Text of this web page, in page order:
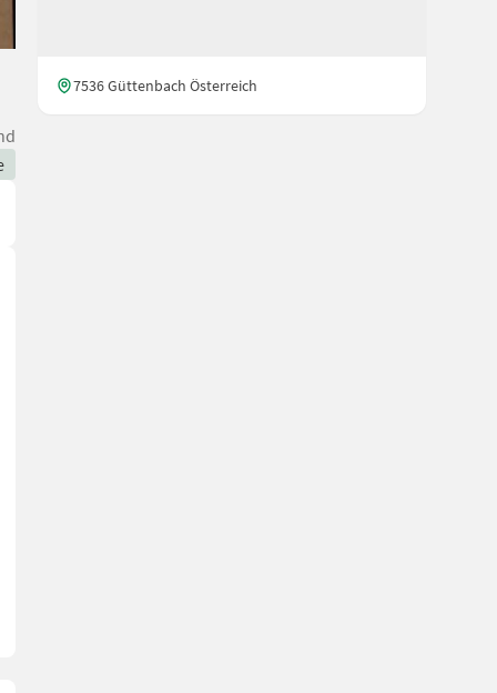
7536 Güttenbach Österreich